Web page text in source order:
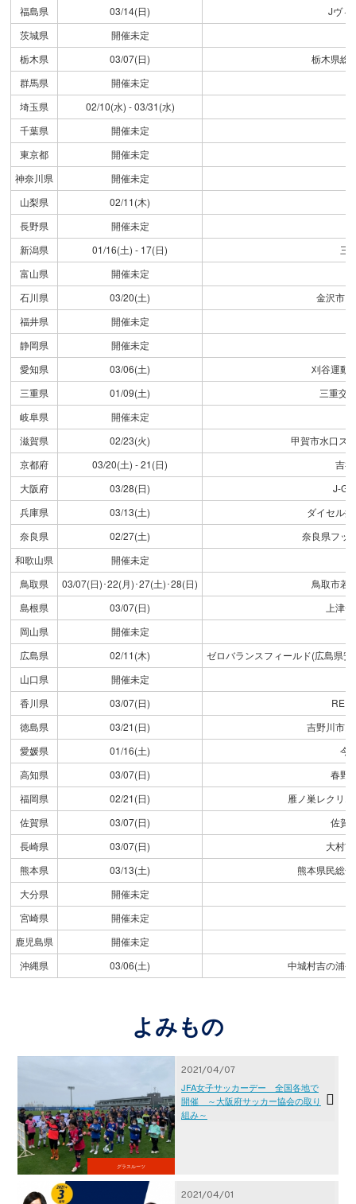
福島県 03/14(日)
Jヴィ
茨城県
開催未定
栃木県
03/07(日)
栃木県総
群馬県
開催未定
埼玉県
02/10(水) - 03/31(水)
千葉県
開催未定
東京都
開催未定
神奈川県
開催未定
山梨県
02/11(木)
長野県
開催未定
新潟県
01/16(土) - 17(日)
三
富山県
開催未定
石川県
03/20(土)
金沢市
福井県
開催未定
静岡県
開催未定
愛知県
03/06(土)
刈谷運動
三重県
01/09(土)
三重交
岐阜県
開催未定
滋賀県
02/23(火)
甲賀市水口ス
京都府
03/20(土) - 21(日)
吉
大阪府
03/28(日)
J-
兵庫県
03/13(土)
ダイセル
奈良県
02/27(土)
奈良県フッ
和歌山県
開催未定
鳥取県
03/07(日)･22(月)･27(土)･28(日)
鳥取市若
島根県
03/07(日)
上津
岡山県
開催未定
広島県
02/11(木)
ゼロバランスフィールド(広島県
山口県
開催未定
香川県
03/07(日)
徳島県
03/21(日)
吉野川市
愛媛県
01/16(土)
今
高知県
03/07(日)
春野
福岡県
02/21(日)
雁ノ巣レクリ
佐賀県
03/07(日)
佐賀
長崎県
03/07(日)
大村
熊本県
03/13(土)
熊本県民総
大分県
開催未定
宮崎県
開催未定
鹿児島県
開催未定
沖縄県
03/06(土) 中城村吉の浦
よみもの
グラスルーツ
2021/04/07
JFA女子サッカーデー 全国各地で
開催 ～大阪府サッカー協会の取り
組み～
2021/04/01